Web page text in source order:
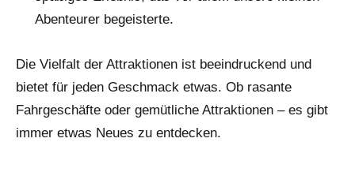
Abenteurer begeisterte.
Die Vielfalt der Attraktionen ist beeindruckend und
bietet für jeden Geschmack etwas. Ob rasante
Fahrgeschäfte oder gemütliche Attraktionen – es gibt
immer etwas Neues zu entdecken.